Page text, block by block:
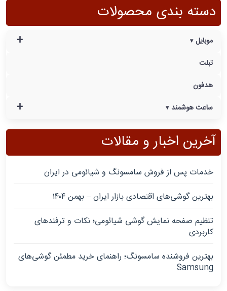
دسته بندی محصولات
+
موبایل
تبلت
هدفون
+ ساعت هوشمند
آخرین اخبار و مقالات
خدمات پس از فروش سامسونگ و شیائومی در ایران
بهترین گوشی‌های اقتصادی بازار ایران – بهمن ۱۴۰۴
تنظیم صفحه نمایش گوشی شیائومی؛ نکات و ترفندهای
کاربردی
بهترین فروشنده سامسونگ؛ راهنمای خرید مطمئن گوشی‌های
Samsung